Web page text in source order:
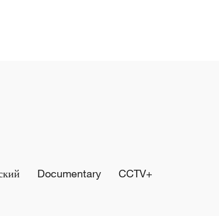
Documentary CCTV+